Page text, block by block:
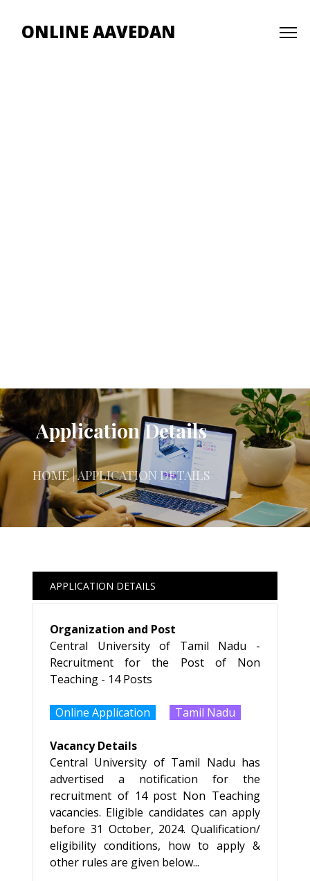
ONLINE AAVEDAN
Application Details
HOME| APPLICATION DETAILS
APPLICATION DETAILS
Organization and Post
Central University of Tamil Nadu -
Recruitment for the Post of Non
Teaching - 14 Posts
Online Application Tamil Nadu
Vacancy Details
Central University of Tamil Nadu has
advertised a notification for the
recruitment of 14 post Non Teaching
vacancies. Eligible candidates can apply
before 31 October, 2024. Qualification/
eligibility conditions, how to apply &
other rules are given below...